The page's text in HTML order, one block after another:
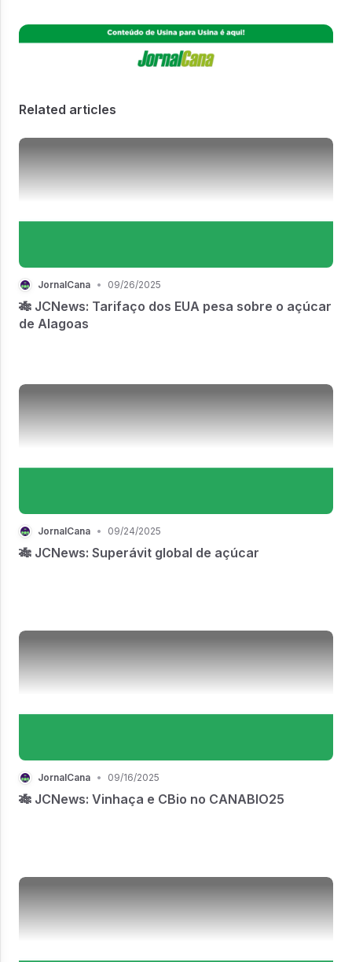
Related articles
JornalCana • 09/26/2025
🎋 JCNews: Tarifaço dos EUA pesa sobre o açúcar
de Alagoas
JornalCana • 09/24/2025
🎋 JCNews: Superávit global de açúcar
JornalCana • 09/16/2025
🎋 JCNews: Vinhaça e CBio no CANABIO25